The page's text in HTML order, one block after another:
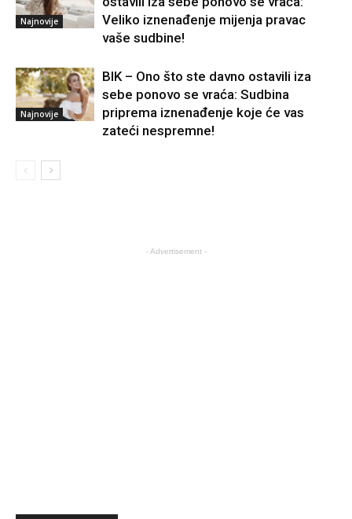
Najnovije
Veliko iznenađenje mijenja pravac
vaše sudbine!
Najnovije
BIK – Ono što ste davno ostavili iza
sebe ponovo se vraća: Sudbina
priprema iznenađenje koje će vas
zateći nespremne!
- Advertisement -